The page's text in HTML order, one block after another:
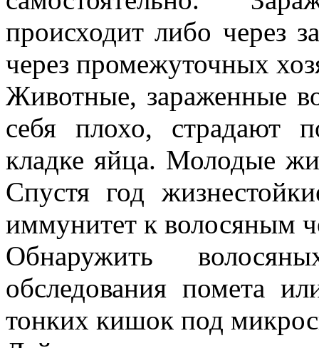
происходит либо через
через промежуточных
Животные, зараженные
себя плохо, страдают
кладке яйца. Молодые
Спустя год
иммунитет к волосяным
Обнаружить
обследования помета
тонких кишок под